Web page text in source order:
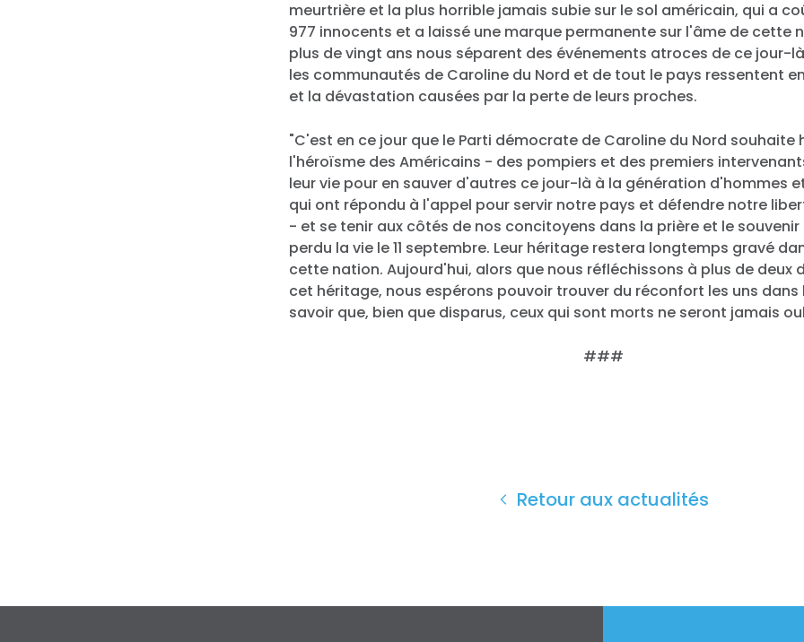
meurtrière et la plus horrible jamais subie sur le sol américain, qui a
977 innocents et a laissé une marque permanente sur l'âme de cette
plus de vingt ans nous séparent des événements atroces de ce jour-
les communautés de Caroline du Nord et de tout le pays ressentent
et la dévastation causées par la perte de leurs proches.
"C'est en ce jour que le Parti démocrate de Caroline du Nord souhaite
l'héroïsme des Américains - des pompiers et des premiers
leur vie pour en sauver d'autres ce jour-là à la génération d'hommes
qui ont répondu à l'appel pour servir notre pays et défendre notre
- et se tenir aux côtés de nos concitoyens dans la prière et le
perdu la vie le 11 septembre. Leur héritage restera longtemps gravé
cette nation. Aujourd'hui, alors que nous réfléchissons à plus de deux
cet héritage, nous espérons pouvoir trouver du réconfort les uns
savoir que, bien que disparus, ceux qui sont morts ne seront jamais
###
Retour aux actualités